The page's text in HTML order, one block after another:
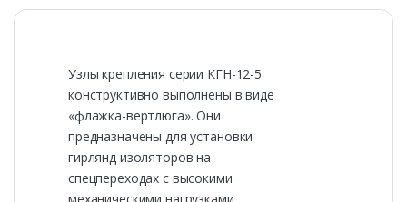
Узлы крепления серии КГН-12-5
конструктивно выполнены в виде
«флажка-вертлюга». Они
предназначены для установки
гирлянд изоляторов на
спецпереходах с высокими